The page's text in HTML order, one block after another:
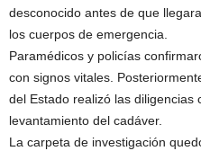
desconocido antes de que
los cuerpos de emergencia.
Paramédicos y policías
con signos vitales.
del Estado realizó las diligencias
levantamiento del cadáver.
La carpeta de investigación